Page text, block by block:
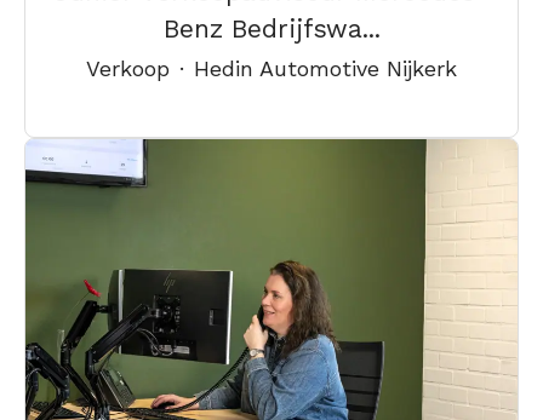
Benz Bedrijfswa...
Verkoop · Hedin Automotive Nijkerk